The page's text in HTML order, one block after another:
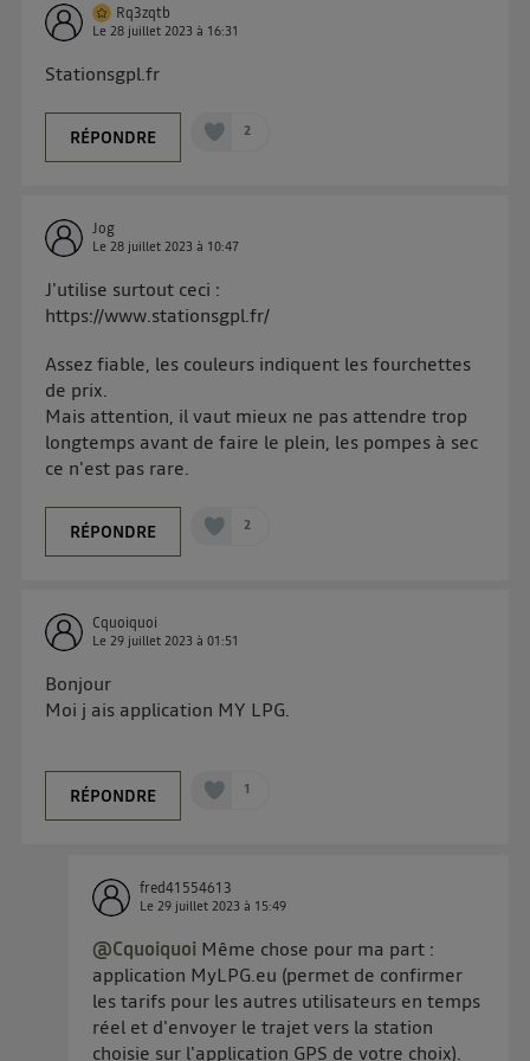
Rq3zqtb
Le28 juillet 2023 à 16:31
Stationsgpl.fr
RÉPONDRE 2
Jog
Le28 juillet 2023 à 10:47
J'utilise surtout ceci :
https://www.stationsgpl.fr/
Assez fiable, les couleurs indiquent les fourchettes
de prix.
Mais attention, il vaut mieux ne pas attendre trop
longtemps avant de faire le plein, les pompes à sec
ce n'est pas rare.
RÉPONDRE 2
Cquoiquoi
Le29 juillet 2023 à01:51
Bonjour
Moi j ais application MY LPG.
RÉPONDRE 1
fred41554613
Le29 juillet 2023 à 15:49
@Cquoiquoi Même chose pour ma part :
application MyLPG.eu (permet de confirmer
les tarifs pour les autres utilisateurs en temps
réel et d'envoyer le trajet vers la station
choisie sur l'application GPS de votre choix).
connexion et ayant consenties se verront attribuer le
même identifiant. En général :
sur la navigation des membres du foyer ayant consentis.
uniquement sur la navigation de l'utilisateur du mobile.
Vous pouvez à tout moment retirer ce consentement
d'informations, veuillez consulter